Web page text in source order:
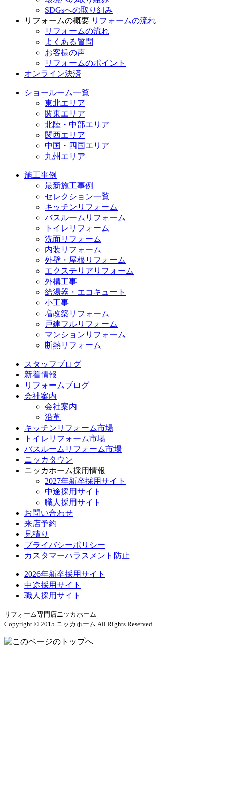
SDGsへの取り組み
リフォームの概要 リフォームの流れ
リフォームの流れ
よくある質問
お客様の声
リフォームのポイント
オンライン決済
ショールーム一覧
東北エリア
関東エリア
北陸・中部エリア
関西エリア
中国・四国エリア
九州エリア
施工事例
最新施工事例
セレクション一覧
キッチンリフォーム
バスルームリフォーム
トイレリフォーム
洗面リフォーム
内装リフォーム
外壁・屋根リフォーム
エクステリアリフォーム
外構工事
給湯器・エコキュート
小工事
増改築リフォーム
戸建フルリフォーム
マンションリフォーム
断熱リフォーム
スタッフブログ
新着情報
リフォームブログ
会社案内
会社案内
沿革
キッチンリフォーム市場
トイレリフォーム市場
バスルームリフォーム市場
ニッカタウン
ニッカホーム採用情報
2027年新卒採用サイト
中途採用サイト
職人採用サイト
お問い合わせ
来店予約
見積り
プライバシーポリシー
カスタマーハラスメント防止
2026年新卒採用サイト
中途採用サイト
職人採用サイト
リフォーム専門店ニッカホーム
Copyright © 2015 ニッカホーム All Rights Reserved.